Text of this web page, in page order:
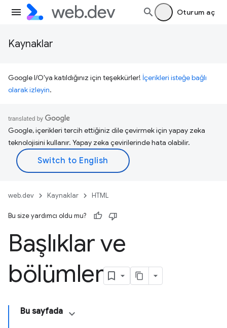
Oturum aç
Kaynaklar
Google I/O'ya katıldığınız için teşekkürler! İçerikleri isteğe bağlı
olarak izleyin.
Google, içerikleri tercih ettiğiniz dile çevirmek için yapay zeka
teknolojisini kullanır. Yapay zeka çevirilerinde hata olabilir.
web.dev Kaynaklar HTML
Bu size yardımcı oldu mu?
Başlıklar ve
bölümler
Bu sayfada